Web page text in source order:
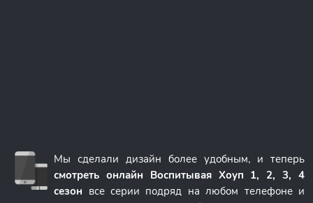
Мы сделали дизайн более удобным, и теперь
смотреть онлайн Воспитывая Хоуп 1, 2, 3, 4
сезон все серии подряд на любом телефоне и